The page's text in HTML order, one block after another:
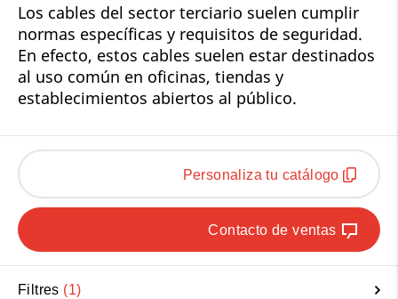
Los cables del sector terciario suelen cumplir
normas específicas y requisitos de seguridad.
En efecto, estos cables suelen estar destinados
al uso común en oficinas, tiendas y
establecimientos abiertos al público.
Personaliza tu catálogo
Contacto de ventas
Filtres 1